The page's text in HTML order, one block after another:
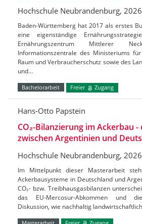
Hochschule Neubrandenburg, 2026
Baden-Württemberg hat 2017 als erstes
eine eigenständige
Ernährungszentrum Mittlerer
Informationszentrale des Ministeriums
Raum und Verbraucherschutz sowie des
und…
Bachelorarbeit Freier Zugang
Hans-Otto Papstein
CO₂-Bilanzierung im Ackerbau -
zwischen Argentinien und
Hochschule Neubrandenburg, 2026
Im Mittelpunkt dieser Masterarbeit
Ackerbausysteme in Deutschland und
CO₂- bzw. Treibhausgasbilanzen
das EU-Mercosur-Abkommen und
Diskussion, wie nachhaltig